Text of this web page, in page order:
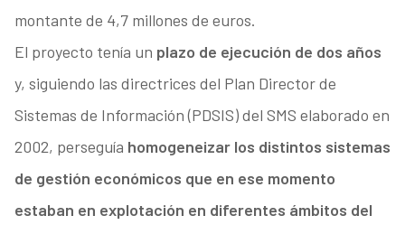
montante de 4,7 millones de euros.
El proyecto tenía un plazo de ejecución de dos años
y, siguiendo las directrices del Plan Director de
Sistemas de Información (PDSIS) del SMS elaborado en
2002, perseguía homogeneizar los distintos sistemas
de gestión económicos que en ese momento
estaban en explotación en diferentes ámbitos del